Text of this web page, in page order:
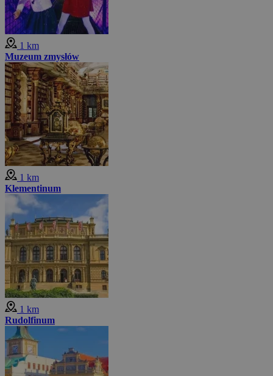
1 km
Muzeum zmysłów
1 km
Klementinum
1 km
Rudolfinum